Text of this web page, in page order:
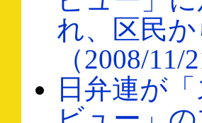
れ、区民
（2008/11/
日弁連が